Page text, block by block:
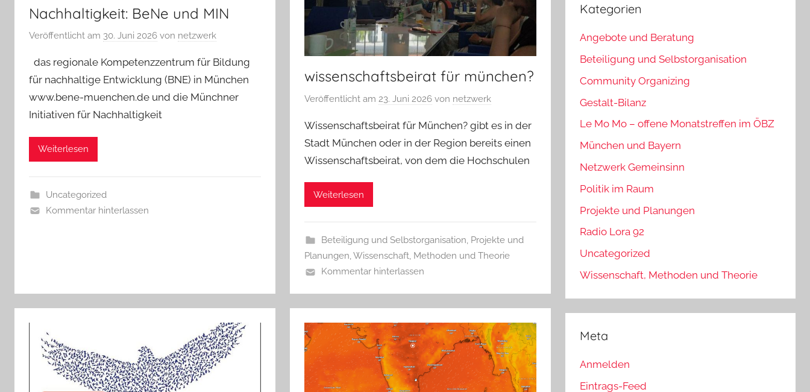
Nachhaltigkeit: BeNe und MIN
Veröffentlicht am 30. Juni 2026 von netzwerk
das regionale Kompetenzzentrum für Bildung
für nachhaltige Entwicklung (BNE) in München
www.bene-muenchen.de und die Münchner
Initiativen für Nachhaltigkeit
Weiterlesen
Uncategorized
Kommentar hinterlassen
wissenschaftsbeirat für münchen?
Veröffentlicht am23. Juni 2026 von netzwerk
Wissenschaftsbeirat für München? gibt es in der
Stadt München oder in der Region bereits einen
Wissenschaftsbeirat, von dem die Hochschulen
Weiterlesen
Beteiligung und Selbstorganisation, Projekte und
Planungen,Wissenschaft, Methoden und Theorie
Kommentar hinterlassen
Kategorien
Angebote und Beratung
Beteiligung und Selbstorganisation
Community Organizing
Gestalt-Bilanz
Le Mo Mo – offene Monatstreffen im ÖBZ
München und Bayern
Netzwerk Gemeinsinn
Politik im Raum
Projekte und Planungen
Radio Lora 92
Uncategorized
Wissenschaft, Methoden und Theorie
Meta
Anmelden
Eintrags-Feed